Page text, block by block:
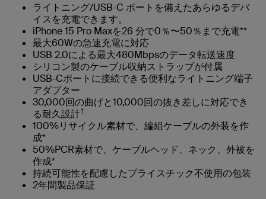
ライトニング/USB-C ポートを備えたあらゆるデバ
イスを充電できます。
iPhone 15 Pro Maxを26 分で0％〜50％まで充電**
最大60Wの急速充電に対応
USB 2.0による最大480Mbpsのデータ転送速度
シリコン製のケーブル収納ストラップが付属
USB-Cポートに接続できる便利なライトニング端子
アダプター
30,000回の曲げと10,000回の抜き差しに対応でき
る耐久設計†
100%リサイクル素材で、編組ケーブルの外装を作
成*
50%PCR素材で、ケーブルヘッド、ネック、外被を
作成*
持続可能性を配慮したプライスチック不使用の包装
2年間製品保証